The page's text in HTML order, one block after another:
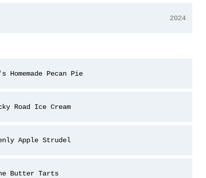
2024
Homemade Pecan Pie
Road Ice Cream
Apple Strudel
Butter Tarts